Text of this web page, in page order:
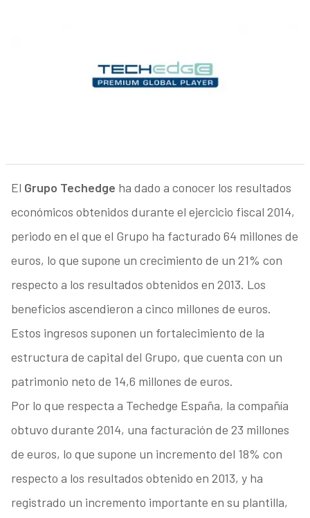
El Grupo Techedge ha dado a conocer los resultados
económicos obtenidos durante el ejercicio fiscal 2014,
periodo en el que el Grupo ha facturado 64 millones de
euros, lo que supone un crecimiento de un 21% con
respecto a los resultados obtenidos en 2013. Los
beneficios ascendieron a cinco millones de euros.
Estos ingresos suponen un fortalecimiento de la
estructura de capital del Grupo, que cuenta con un
patrimonio neto de 14,6 millones de euros.
Por lo que respecta a Techedge España, la compañía
obtuvo durante 2014, una facturación de 23 millones
de euros, lo que supone un incremento del 18% con
respecto a los resultados obtenido en 2013, y ha
registrado un incremento importante en su plantilla,